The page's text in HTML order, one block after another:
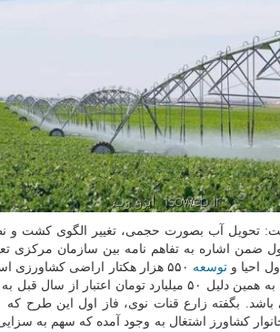
اظهار داشت: تحویل آب بصورت حجمی، تغییر الگوی کشت و
هکتاری بودند. این مقام مسئول ضمن اشاره به تفاهم نامه بین سازمان مرکزی
توسعه
۵۵۰ هزار هکتار اراضی کشاورزی
و ایلام بمنظور افزایش راندمان و حفاظت کمی و کیفی منابع آب کشاورزی، اشاره کرد: به همین دلیل ۵۰ میلیارد تومان اعتبار از
در قالب الگوی نظام بهره برداری شرکت های تعاونی تولید برای ۱۷ هزار و ۸۰۰ خانوار کشاورز اشتغال به وجود آمده که سهم به